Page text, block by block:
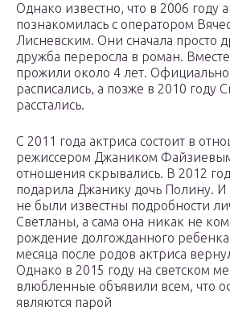
Однако известно, что в 2006 году
познакомилась с оператором
Лисневским. Они сначала просто
дружба переросла в роман.
прожили около 4 лет. Официально
расписались, а позже в 2010 году
расстались.
С 2011 года актриса состоит в
режиссером Джаником
отношения скрывались. В 2012
подарила Джанику дочь Полину. И
не были известны подробности
Светланы, а сама она никак не
рождение долгожданного
месяца после родов актриса
Однако в 2015 году на светском
влюбленные объявили всем, что
являются парой